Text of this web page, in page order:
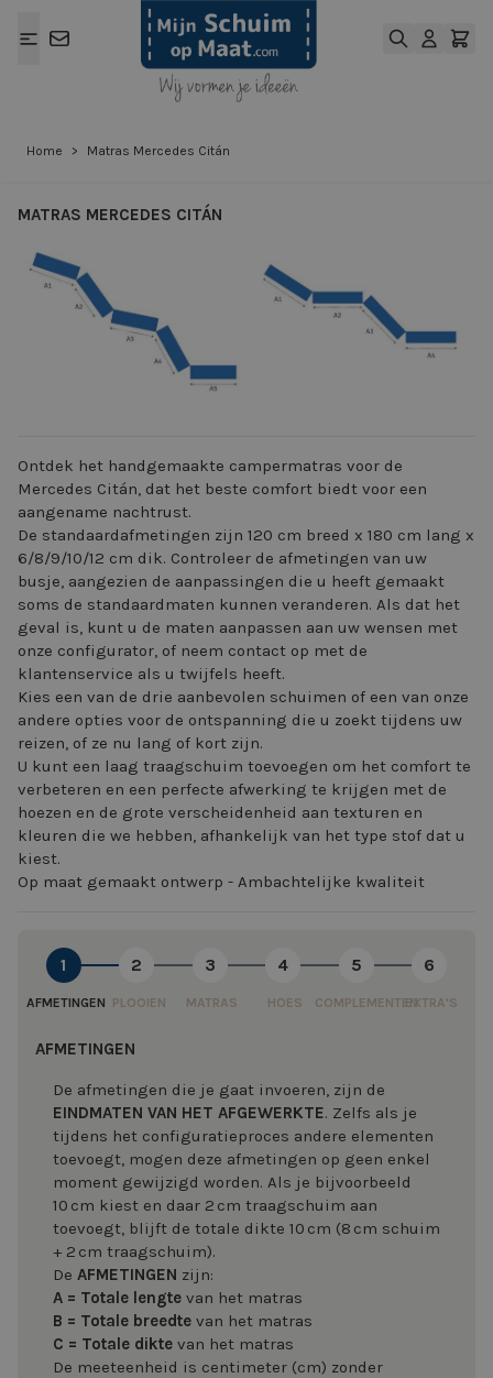
Home > Matras Mercedes Citán
MATRAS MERCEDES CITÁN
Ontdek het handgemaakte campermatras voor de
Mercedes Citán, dat het beste comfort biedt voor een
aangename nachtrust.
De standaardafmetingen zijn 120 cm breed x 180 cm lang x
6/8/9/10/12 cm dik. Controleer de afmetingen van uw
busje, aangezien de aanpassingen die u heeft gemaakt
soms de standaardmaten kunnen veranderen. Als dat het
geval is, kunt u de maten aanpassen aan uw wensen met
onze configurator, of neem contact op met de
klantenservice als u twijfels heeft.
Kies een van de drie aanbevolen schuimen of een van onze
andere opties voor de ontspanning die u zoekt tijdens uw
reizen, of ze nu lang of kort zijn.
U kunt een laag traagschuim toevoegen om het comfort te
verbeteren en een perfecte afwerking te krijgen met de
hoezen en de grote verscheidenheid aan texturen en
kleuren die we hebben, afhankelijk van het type stof dat u
kiest.
Op maat gemaakt ontwerp - Ambachtelijke kwaliteit
1
AFMETINGEN
2
PLOOIEN
3
MATRAS
4
HOES
5
COMPLEMENTEN
6
EXTRA'S
AFMETINGEN
De afmetingen die je gaat invoeren, zijn de
EINDMATEN VAN HET AFGEWERKTE. Zelfs als je
tijdens het configuratieproces andere elementen
toevoegt, mogen deze afmetingen op geen enkel
moment gewijzigd worden. Als je bijvoorbeeld
10 cm kiest en daar 2 cm traagschuim aan
toevoegt, blijft de totale dikte 10 cm (8 cm schuim
+ 2 cm traagschuim).
De AFMETINGEN zijn:
A = Totale lengte van het matras
B = Totale breedte van het matras
C = Totale dikte van het matras
De meeteenheid is centimeter (cm) zonder